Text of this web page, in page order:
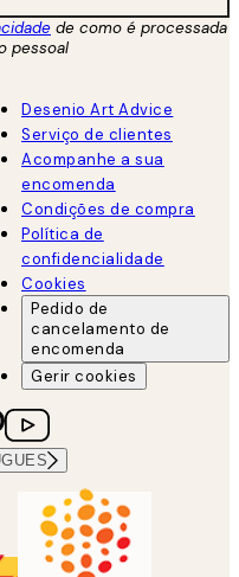
de como é processada
pessoal
Desenio Art Advice
Serviço de clientes
Acompanhe a sua
encomenda
Condições de compra
Política de
confidencialidade
Cookies
Pedido de
cancelamento de
encomenda
Gerir cookies